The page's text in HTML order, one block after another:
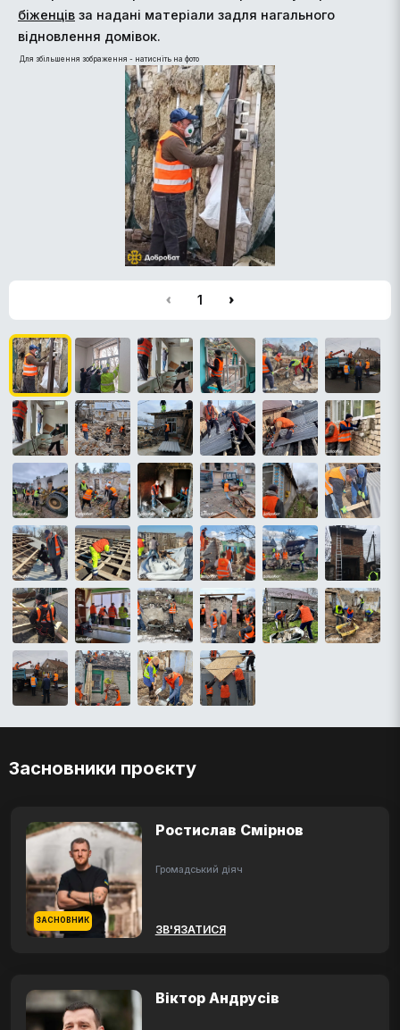
біженців за надані матеріали задля нагального
відновлення домівок.
Для збільшення зображення - натисніть на фото
1
Засновники проєкту
ЗАСНОВНИК
Ростислав Смірнов
Громадський діяч
ЗВ'ЯЗАТИСЯ
Віктор Андрусів